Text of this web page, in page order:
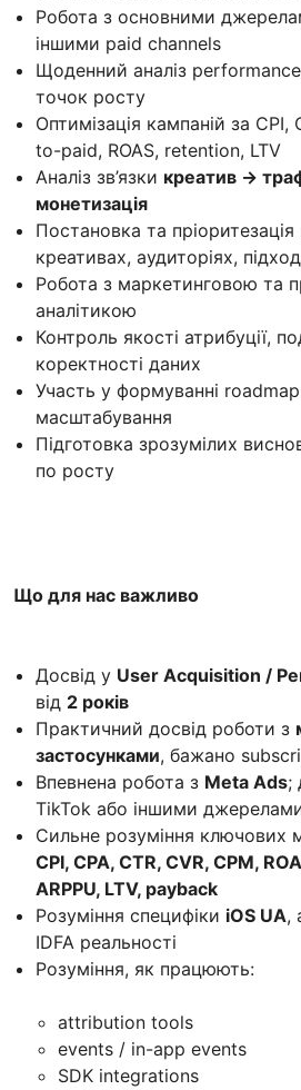
Робота з основними
іншими paid channels
Щоденний аналіз
точок росту
Оптимізація кампаній за
to-paid, ROAS, retention, LTV
Аналіз зв’язки креатив →
монетизація
Постановка та пріоритезація
креативах, аудиторіях,
Робота з маркетинговою та
аналітикою
Контроль якості атрибуції,
коректності даних
Участь у формуванні roadmap
масштабування
Підготовка зрозумілих
по росту
Що для нас важливо
Досвід у User Acquisition /
від 2 років
Практичний досвід роботи з
застосунками, бажано
Впевнена робота з Meta Ads;
TikTok або іншими
Сильне розуміння ключових
CPI, CPA, CTR, CVR, CPM,
ARPPU, LTV, payback
Розуміння специфіки iOS UA,
IDFA реальності
Розуміння, як працюють:
attribution tools
events / in-app events
SDK integrations